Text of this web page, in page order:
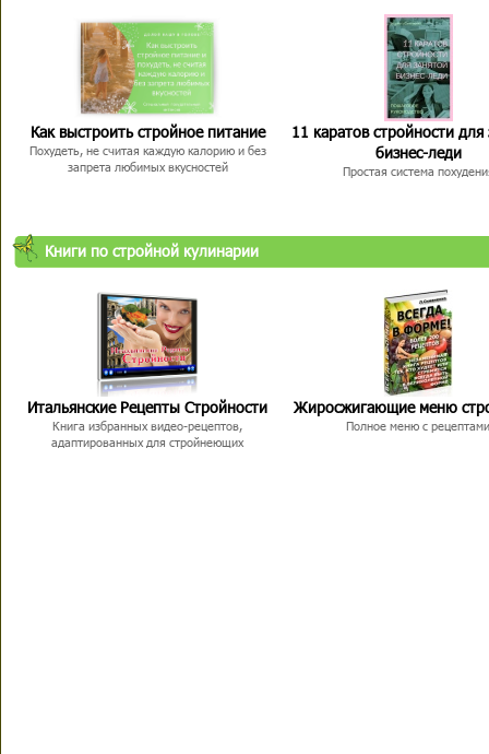
Как выстроить стройное питание
Похудеть, не считая каждую калорию и без
запрета любимых вкусностей
11 каратов стройности для
бизнес-леди
Простая система
Книги по стройной кулинарии
Итальянские Рецепты Стройности
Книга избранных видео-рецептов,
адаптированных для стройнеющих
Жиросжигающие меню
Полное меню с рецептами